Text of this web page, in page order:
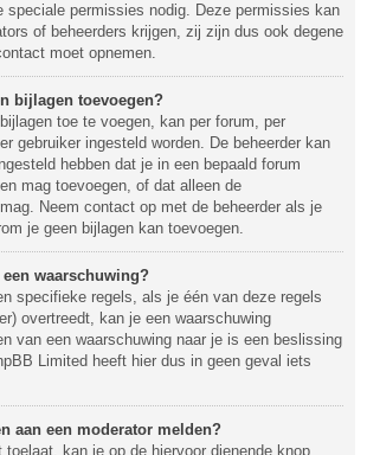
speciale permissies nodig. Deze permissies kan
of beheerders krijgen, zij zijn dus ook degene
moet opnemen.
bijlagen toevoegen?
toe te voegen, kan per forum, per
gebruiker ingesteld worden. De beheerder kan
hebben dat je in een bepaald forum
mag toevoegen, of dat alleen de
Neem contact op met de beheerder als je
je geen bijlagen kan toevoegen.
waarschuwing?
specifieke regels, als je één van deze regels
overtreedt, kan je een waarschuwing
van een waarschuwing naar je is een beslissing
Limited heeft hier dus in geen geval iets
aan een moderator melden?
toelaat, kan je op de hiervoor dienende knop